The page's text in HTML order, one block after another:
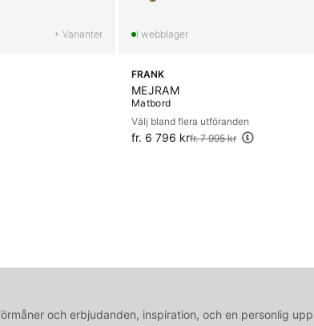
+ Varianter
FRANK
MEJRAM
Matbord
Välj bland flera utföranden
fr. 6 796 kr
Ordinarie pris:fr. 7 995 kr
och erbjudanden, inspiration, och en personlig